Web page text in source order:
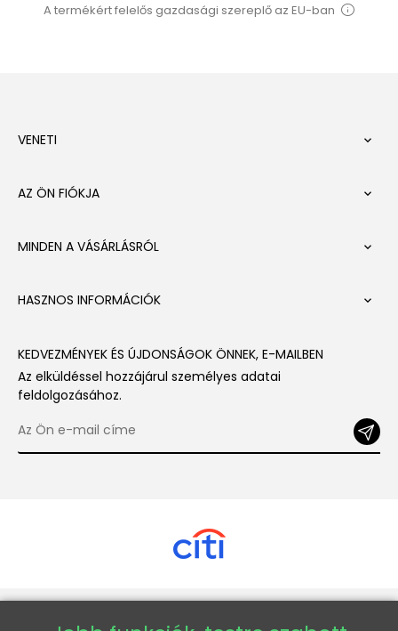
A termékért felelős gazdasági szereplő az EU-ban
VENETI 
AZ ÖN FIÓKJA 
MINDEN A VÁSÁRLÁSRÓL 
HASZNOS INFORMÁCIÓK 
KEDVEZMÉNYEK ÉS ÚJDONSÁGOK ÖNNEK, E-MAILBEN
Az elküldéssel hozzájárul személyes adatai
feldolgozásához.
Copyright © 2026 - Veneti™